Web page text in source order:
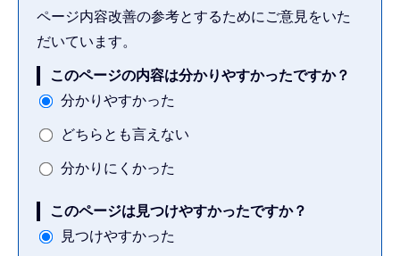
ページ内容改善の参考とするためにご意見をいた
だいています。
このページの内容は分かりやすかったですか？
分かりやすかった
どちらとも言えない
分かりにくかった
このページは見つけやすかったですか？
見つけやすかった